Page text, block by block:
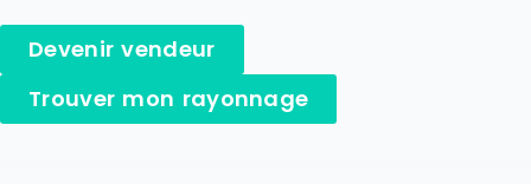
Devenir vendeur
Trouver mon rayonnage